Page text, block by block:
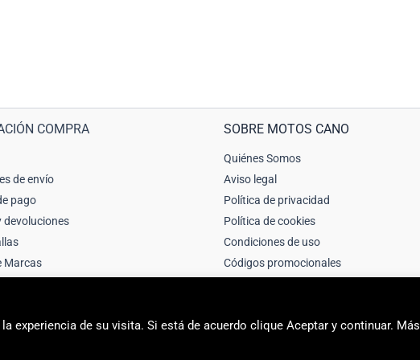
COMPRA
de envío
pago
devoluciones
Marcas
SOBRE MOTOS CANO
Quiénes Somos
Aviso legal
Política de privacidad
Política de cookies
Condiciones de uso
Códigos promocionales
experiencia de su visita. Si está de acuerdo clique Aceptar y continuar. Más